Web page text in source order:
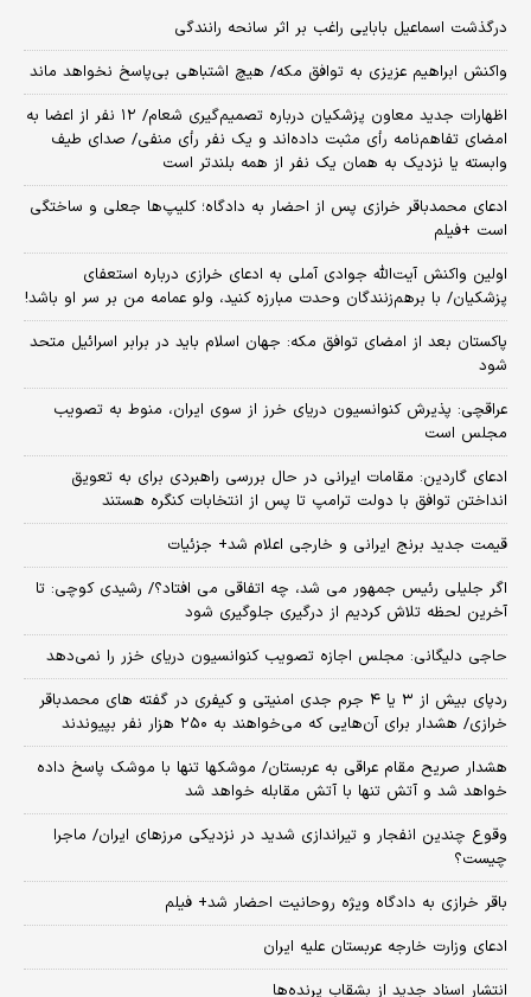
درگذشت اسماعیل بابایی راغب بر اثر سانحه رانندگی
واکنش ابراهیم عزیزی به توافق مکه/ هیچ اشتباهی بی‌پاسخ نخواهد ماند
اظهارات جدید معاون پزشکیان درباره تصمیم‌گیری شعام/ ۱۲ نفر از اعضا به
امضای تفاهم‌نامه رأی مثبت داده‌اند و یک نفر رأی منفی/ صدای طیف
وابسته یا نزدیک به همان یک نفر از همه بلندتر است
ادعای محمدباقر خرازی پس از احضار به دادگاه؛ کلیپ‌ها جعلی و ساختگی
است +فیلم
اولین واکنش آیت‌الله جوادی آملی به ادعای خرازی درباره استعفای
پزشکیان/ با برهم‌زنندگان وحدت مبارزه کنید، ولو عمامه من بر سر او باشد!
پاکستان بعد از امضای توافق مکه: جهان اسلام باید در برابر اسرائیل متحد
شود
عراقچی: پذیرش کنوانسیون دریای خرز از سوی ایران، منوط به تصویب
مجلس است
ادعای گاردین: مقامات ایرانی در حال بررسی راهبردی برای به تعویق
انداختن توافق با دولت ترامپ تا پس از انتخابات کنگره هستند
قیمت جدید برنج ایرانی و خارجی اعلام شد+ جزئیات
اگر جلیلی رئیس جمهور می شد، چه اتفاقی می افتاد؟/ رشیدی کوچی: تا
آخرین لحظه تلاش کردیم از درگیری جلوگیری شود
حاجی دلیگانی: مجلس اجازه تصویب کنوانسیون دریای خزر را نمی‌دهد
ردپای بیش از ۳ یا ۴ جرم جدی امنیتی و کیفری در گفته های محمدباقر
خرازی/ هشدار برای آن‌هایی که می‌خواهند به ۲۵۰ هزار نفر بپیوندند
هشدار صریح مقام عراقی به عربستان/ موشکها تنها با موشک پاسخ داده
خواهد شد و آتش تنها با آتش مقابله خواهد شد
وقوع چندین انفجار و تیراندازی شدید در نزدیکی مرز‌های ایران/ ماجرا
چیست؟
باقر خرازی به دادگاه ویژه روحانیت احضار شد+ فیلم
ادعای وزارت خارجه عربستان علیه ایران
انتشار اسناد جدید از بشقاب پرنده‌ها